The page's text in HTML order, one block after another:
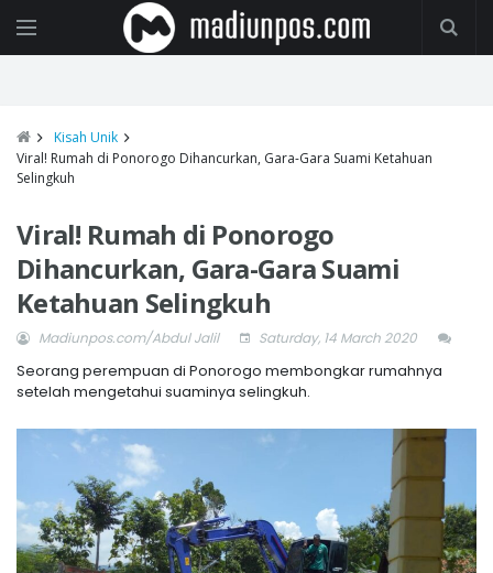
Kisah Unik
Viral! Rumah di Ponorogo Dihancurkan, Gara-Gara Suami Ketahuan
Selingkuh
Viral! Rumah di Ponorogo
Dihancurkan, Gara-Gara Suami
Ketahuan Selingkuh
Madiunpos.com/Abdul Jalil Saturday, 14 March 2020
Seorang perempuan di Ponorogo membongkar rumahnya
setelah mengetahui suaminya selingkuh.